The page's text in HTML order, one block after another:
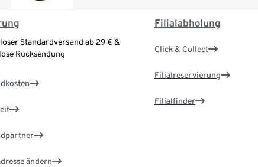
Standardversand ab 29 € &
Rücksendung
ändern
Filialabholung
Click & Collect
Filialreservierung
Filialfinder